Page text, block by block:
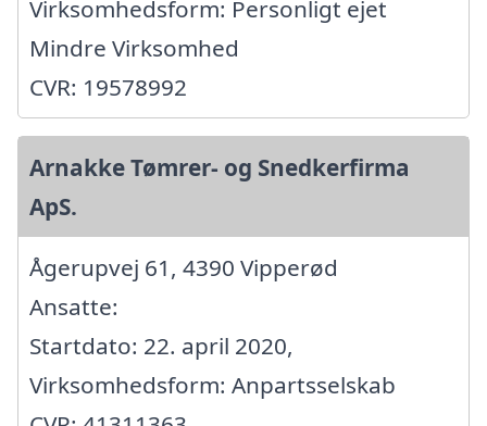
Virksomhedsform: Personligt ejet
Mindre Virksomhed
CVR: 19578992
Arnakke Tømrer- og Snedkerfirma
ApS.
Ågerupvej 61, 4390 Vipperød
Ansatte:
Startdato: 22. april 2020,
Virksomhedsform: Anpartsselskab